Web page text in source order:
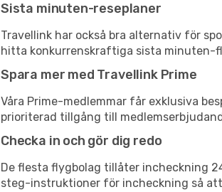
Sista minuten-reseplaner
Travellink har också bra alternativ för
hitta konkurrenskraftiga sista minuten-
Spara mer med Travellink Prime
Våra Prime-medlemmar får exklusiva
prioriterad tillgång till
Checka in och gör dig redo
De flesta flygbolag tillåter incheckning
steg-instruktioner för incheckning så